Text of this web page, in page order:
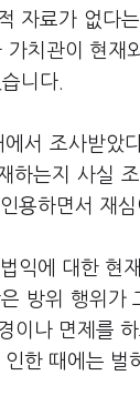
자료가 없다
치관이 현재
니다.
서 조사받았
는지 사실
용하면서 재
익에 대한 현
방위 행위가
이나 면제를
한 때에는 벌